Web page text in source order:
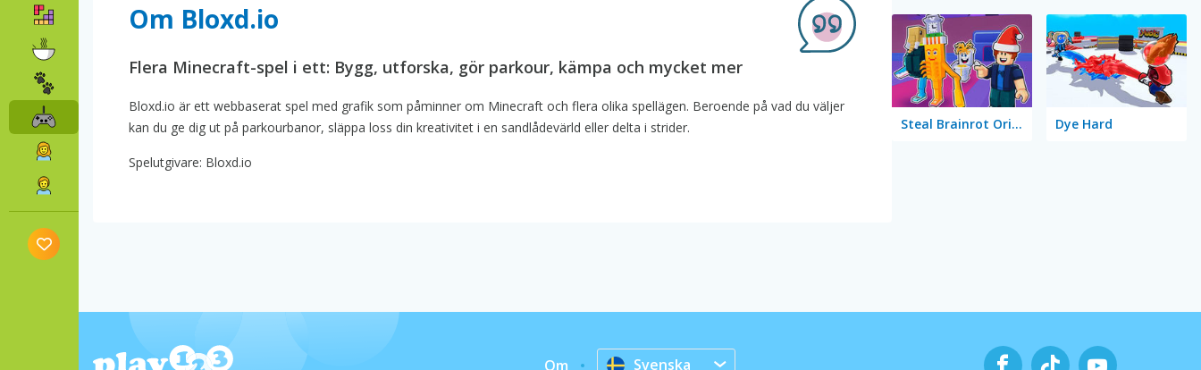
Om Bloxd.io
Flera Minecraft-spel i ett: Bygg, utforska, gör parkour, kämpa och mycket mer
Bloxd.io är ett webbaserat spel med grafik som påminner om Minecraft och flera olika spellägen. Beroende på vad du väljer
kan du ge dig ut på parkourbanor, släppa loss din kreativitet i en sandlådevärld eller delta i strider.
Spelutgivare: Bloxd.io
Steal Brainrot Original 3D Dye Hard
Om Svenska